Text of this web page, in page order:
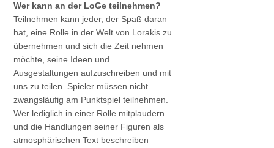
Wer kann an der LoGe teilnehmen?
Teilnehmen kann jeder, der Spaß daran
hat, eine Rolle in der Welt von Lorakis zu
übernehmen und sich die Zeit nehmen
möchte, seine Ideen und
Ausgestaltungen aufzuschreiben und mit
uns zu teilen. Spieler müssen nicht
zwangsläufig am Punktspiel teilnehmen.
Wer lediglich in einer Rolle mitplaudern
und die Handlungen seiner Figuren als
atmosphärischen Text beschreiben